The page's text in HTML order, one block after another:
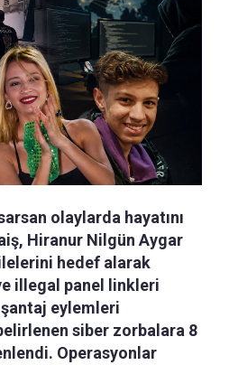
olaylarda hayatını
Hiranur Nilgün Aygar
hedef alarak
illegal panel linkleri
eylemleri
siber zorbalara 8
Operasyonlar